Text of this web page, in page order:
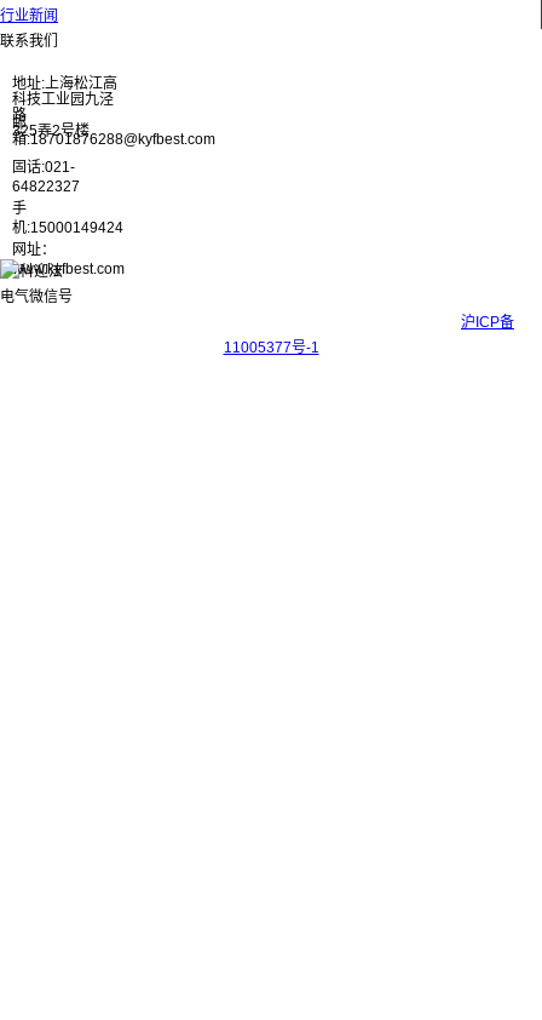
行业新闻
联系我们
地址:上海松江高
科技工业园九泾
路
325弄2号楼
邮
箱:18701876288@kyfbest.com
固话:021-
64822327
手
机:15000149424
网址：
www.kyfbest.com
沪ICP备
11005377号-1